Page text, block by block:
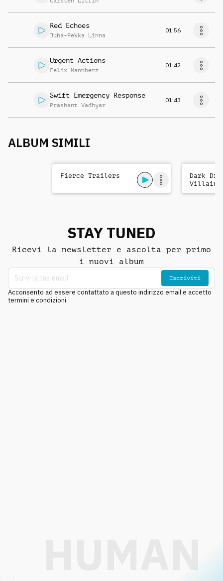
Red Echoes
Juha-Pekka Linna
01:56
Urgent Actions
Felix Mannherz
01:42
Swift Emergency Response
Prashant Vadhyar
01:43
ALBUM SIMILI
Fierce Trailers
Dark
Villains
STAY TUNED
Ricevi la newsletter e ascolta per primo
i nuovi album
Iscriviti
Acconsento ad essere contattato a questo indirizzo email e accetto
termini e condizioni